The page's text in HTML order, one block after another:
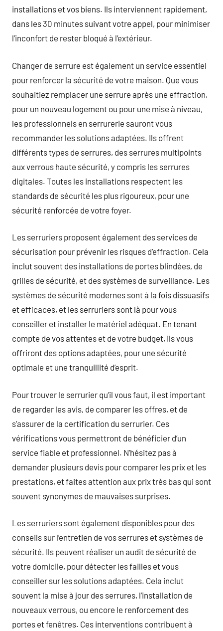
installations et vos biens. Ils interviennent rapidement,
dans les 30 minutes suivant votre appel, pour minimiser
l’inconfort de rester bloqué à l’extérieur.
Changer de serrure est également un service essentiel
pour renforcer la sécurité de votre maison. Que vous
souhaitiez remplacer une serrure après une effraction,
pour un nouveau logement ou pour une mise à niveau,
les professionnels en serrurerie sauront vous
recommander les solutions adaptées. Ils offrent
différents types de serrures, des serrures multipoints
aux verrous haute sécurité, y compris les serrures
digitales. Toutes les installations respectent les
standards de sécurité les plus rigoureux, pour une
sécurité renforcée de votre foyer.
Les serruriers proposent également des services de
sécurisation pour prévenir les risques d’effraction. Cela
inclut souvent des installations de portes blindées, de
grilles de sécurité, et des systèmes de surveillance. Les
systèmes de sécurité modernes sont à la fois dissuasifs
et efficaces, et les serruriers sont là pour vous
conseiller et installer le matériel adéquat. En tenant
compte de vos attentes et de votre budget, ils vous
offriront des options adaptées, pour une sécurité
optimale et une tranquillité d’esprit.
Pour trouver le serrurier qu’il vous faut, il est important
de regarder les avis, de comparer les offres, et de
s’assurer de la certification du serrurier. Ces
vérifications vous permettront de bénéficier d’un
service fiable et professionnel. N’hésitez pas à
demander plusieurs devis pour comparer les prix et les
prestations, et faites attention aux prix très bas qui sont
souvent synonymes de mauvaises surprises.
Les serruriers sont également disponibles pour des
conseils sur l’entretien de vos serrures et systèmes de
sécurité. Ils peuvent réaliser un audit de sécurité de
votre domicile, pour détecter les failles et vous
conseiller sur les solutions adaptées. Cela inclut
souvent la mise à jour des serrures, l’installation de
nouveaux verrous, ou encore le renforcement des
portes et fenêtres. Ces interventions contribuent à